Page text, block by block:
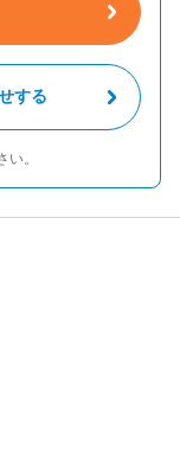
する
。